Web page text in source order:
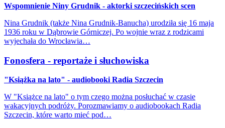
Wspomnienie Niny Grudnik - aktorki szczecińskich scen
Nina Grudnik (także Nina Grudnik-Banucha) urodziła się 16 maja
1936 roku w Dąbrowie Górniczej. Po wojnie wraz z rodzicami
wyjechała do Wrocławia…
Fonosfera - reportaże i słuchowiska
"Książka na lato" - audiobooki Radia Szczecin
W "Książce na lato" o tym czego można posłuchać w czasie
wakacyjnych podróży. Porozmawiamy o audiobookach Radia
Szczecin, które warto mieć pod…